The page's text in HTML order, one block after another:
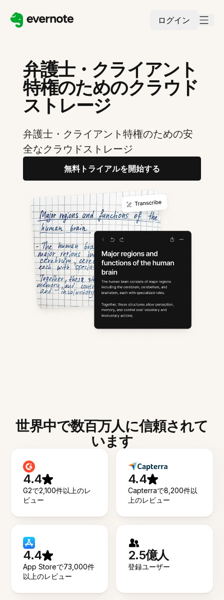
ログイン
弁護士・クライアント
特権のためのクラウド
ストレージ
弁護士・クライアント特権のための安
全なクラウドストレージ
無料トライアルを開始する
世界中で数百万人に信頼されて
います
4.4
G2で2,100件以上のレ
ビュー
4.4
Capterraで8,200件以
上のレビュー
4.4
App Storeで73,000件
以上のレビュー
2.5億人
登録ユーザー